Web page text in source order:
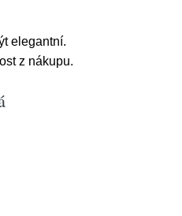
elegantní.
z nákupu.